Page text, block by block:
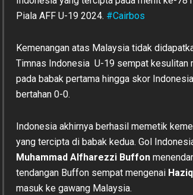
Piala AFF U-19 2024. #Cairbos
Kemenangan atas Malaysia tidak
Timnas Indonesia U-19 sempat kesulitan
pada babak pertama hingga skor
bertahan 0-0.
Indonesia akhirnya berhasil memetik
yang tercipta di babak kedua. Gol
Muhammad Alfharezzi Buffon
tendangan Buffon sempat mengenai
masuk ke gawang Malaysia.